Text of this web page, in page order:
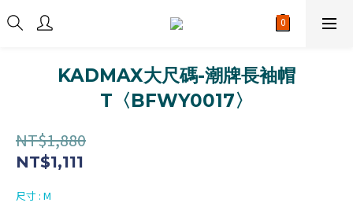
KADMAX大尺碼-潮牌長袖帽
T〈BFWY0017〉
NT$1,880
NT$1,111
尺寸 : M